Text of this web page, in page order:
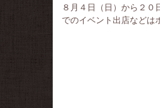
８月４日（日）から２
でのイベント出店などは